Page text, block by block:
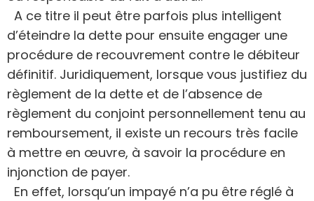
A ce titre il peut être parfois plus intelligent
d’éteindre la dette pour ensuite engager une
procédure de recouvrement contre le débiteur
définitif. Juridiquement, lorsque vous justifiez du
règlement de la dette et de l’absence de
règlement du conjoint personnellement tenu au
remboursement, il existe un recours très facile
à mettre en œuvre, à savoir la procédure en
injonction de payer.
En effet, lorsqu’un impayé n’a pu être réglé à